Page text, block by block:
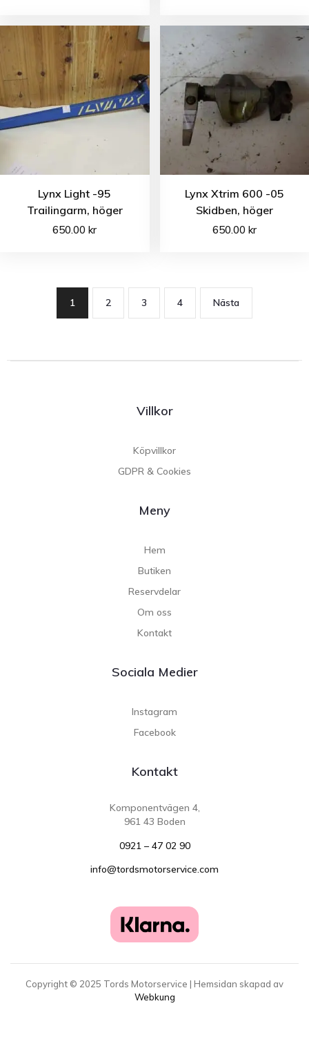
Lynx Light -95
Trailingarm, höger
650.00kr
Lynx Xtrim 600 -05
Skidben, höger
650.00 kr
1 2 3 4 Nästa
Villkor
Köpvillkor
GDPR & Cookies
Meny
Hem
Butiken
Reservdelar
Om oss
Kontakt
Sociala Medier
Instagram
Facebook
Kontakt
Komponentvägen 4,
961 43 Boden
0921 – 47 02 90
info@tordsmotorservice.com
Copyright © 2025 Tords Motorservice | Hemsidan skapad av
Webkung